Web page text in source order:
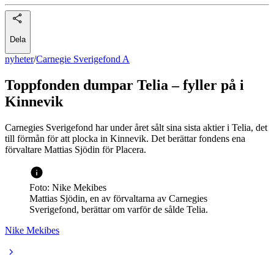
Dela
nyheter/Carnegie Sverigefond A
Toppfonden dumpar Telia – fyller på i
Kinnevik
Carnegies Sverigefond har under året sålt sina sista aktier i Telia, det
till förmån för att plocka in Kinnevik. Det berättar fondens ena
förvaltare Mattias Sjödin för Placera.
Foto: Nike Mekibes
Mattias Sjödin, en av förvaltarna av Carnegies
Sverigefond, berättar om varför de sålde Telia.
Nike Mekibes